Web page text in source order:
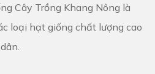
Cây Trồng Khang Nông là
loại hạt giống chất lượng cao